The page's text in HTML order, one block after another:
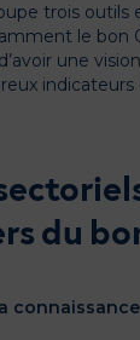
trois outils
le bon
une
du